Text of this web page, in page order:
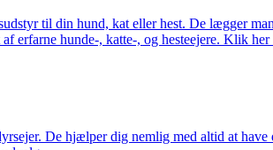
til din hund, kat eller hest. De lægger
erfarne hunde-, katte-, og hesteejere. Klik her
De hjælper dig nemlig med altid at